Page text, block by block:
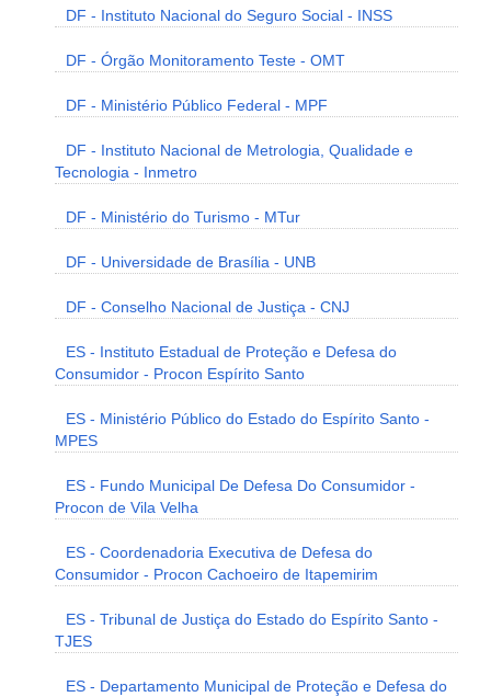
DF - Instituto Nacional do Seguro Social - INSS
DF - Órgão Monitoramento Teste - OMT
DF - Ministério Público Federal - MPF
DF - Instituto Nacional de Metrologia, Qualidade e
Tecnologia - Inmetro
DF - Ministério do Turismo - MTur
DF - Universidade de Brasília - UNB
DF - Conselho Nacional de Justiça - CNJ
ES - Instituto Estadual de Proteção e Defesa do
Consumidor - Procon Espírito Santo
ES - Ministério Público do Estado do Espírito Santo -
MPES
ES - Fundo Municipal De Defesa Do Consumidor -
Procon de Vila Velha
ES - Coordenadoria Executiva de Defesa do
Consumidor - Procon Cachoeiro de Itapemirim
ES - Tribunal de Justiça do Estado do Espírito Santo -
TJES
ES - Departamento Municipal de Proteção e Defesa do